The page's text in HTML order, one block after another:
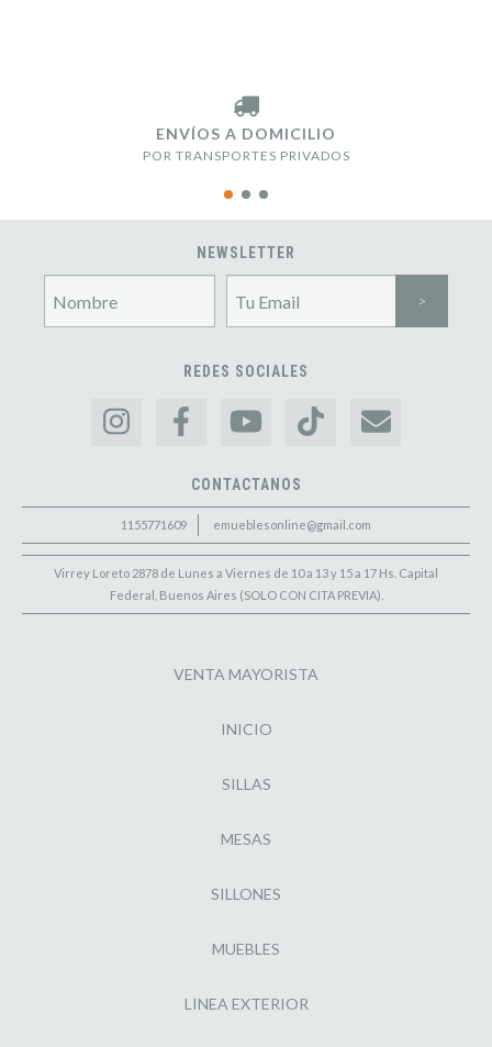
ENVÍOS A DOMICILIO
POR TRANSPORTES PRIVADOS
NEWSLETTER
REDES SOCIALES
CONTACTANOS
1155771609 emueblesonline@gmail.com
Virrey Loreto 2878 de Lunes a Viernes de 10 a 13 y 15 a 17 Hs. Capital
Federal, Buenos Aires (SOLO CON CITA PREVIA).
VENTA MAYORISTA
INICIO
SILLAS
MESAS
SILLONES
MUEBLES
LINEA EXTERIOR